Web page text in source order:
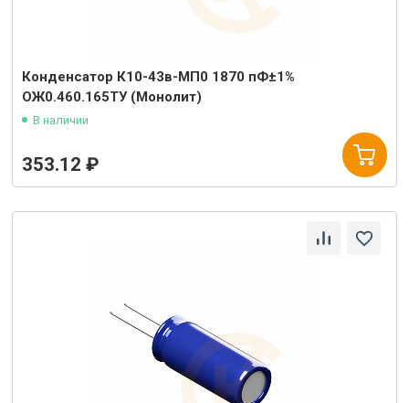
Конденсатор К10-43в-МП0 1870 пФ±1%
ОЖ0.460.165ТУ (Монолит)
В наличии
353.12 ₽